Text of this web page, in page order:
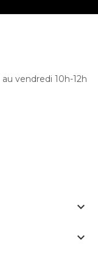
vendredi 10h-12h

